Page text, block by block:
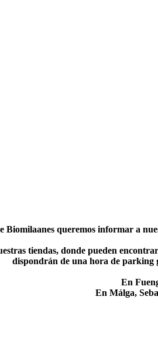
Biomilaanes queremos informar a
tiendas, donde pueden
dispondrán de una hora de parking
En
En Málga,